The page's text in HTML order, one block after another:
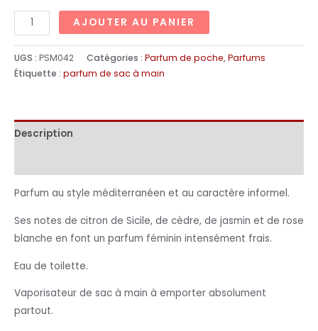
AJOUTER AU PANIER
UGS : PSM042 Catégories : Parfum de poche,Parfums
Étiquette : parfum de sac à main
Description
Parfum au style méditerranéen et au caractère informel.
Ses notes de citron de Sicile, de cèdre, de jasmin et de rose
blanche en font un parfum féminin intensément frais.
Eau de toilette.
Vaporisateur de sac à main à emporter absolument
partout.